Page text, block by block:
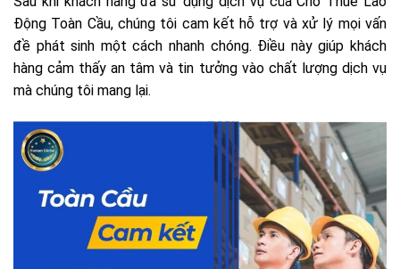
Động Toàn Cầu, chúng tôi cam kết hỗ trợ và xử lý mọi vấn
đề phát sinh một cách nhanh chóng. Điều này giúp khách
hàng cảm thấy an tâm và tin tưởng vào chất lượng dịch vụ
mà chúng tôi mang lại.